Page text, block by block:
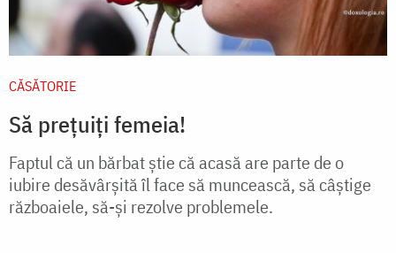
CĂSĂTORIE
Să prețuiți femeia!
Faptul că un bărbat știe că acasă are parte de o
iubire desăvârșită îl face să muncească, să câștige
războaiele, să-și rezolve problemele.